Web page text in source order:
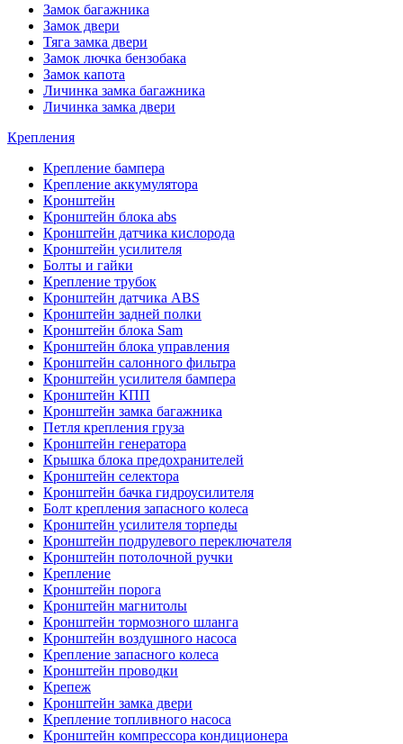
Замок багажника
Замок двери
Тяга замка двери
Замок лючка бензобака
Замок капота
Личинка замка багажника
Личинка замка двери
Крепления
Крепление бампера
Крепление аккумулятора
Кронштейн
Кронштейн блока abs
Кронштейн датчика кислорода
Кронштейн усилителя
Болты и гайки
Крепление трубок
Кронштейн датчика ABS
Кронштейн задней полки
Кронштейн блока Sam
Кронштейн блока управления
Кронштейн салонного фильтра
Кронштейн усилителя бампера
Кронштейн КПП
Кронштейн замка багажника
Петля крепления груза
Кронштейн генератора
Крышка блока предохранителей
Кронштейн селектора
Кронштейн бачка гидроусилителя
Болт крепления запасного колеса
Кронштейн усилителя торпеды
Кронштейн подрулевого переключателя
Кронштейн потолочной ручки
Крепление
Кронштейн порога
Кронштейн магнитолы
Кронштейн тормозного шланга
Кронштейн воздушного насоса
Крепление запасного колеса
Кронштейн проводки
Крепеж
Кронштейн замка двери
Крепление топливного насоса
Кронштейн компрессора кондиционера